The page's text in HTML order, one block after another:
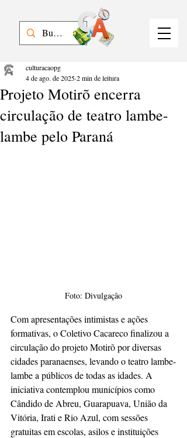
Projeto Motirõ encerra
circulação de teatro lambe-
lambe pelo Paraná
culturacaopg
4 de ago. de 20252 min de leitura
Foto: Divulgação
Com apresentações intimistas e ações
formativas, o Coletivo Cacareco finalizou a
circulação do projeto Motirõ por diversas
cidades paranaenses, levando o teatro lambe-
lambe a públicos de todas as idades. A
iniciativa contemplou municípios como
Cândido de Abreu, Guarapuava, União da
Vitória, Irati e Rio Azul, com sessões
gratuitas em escolas, asilos e instituições